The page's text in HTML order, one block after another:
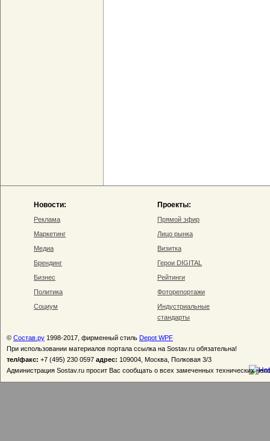
Новости:
Реклама
Маркетинг
Медиа
Брендинг
Бизнес
Политика
Социум
Проекты:
Прямой эфир
Лицо рынка
Визитка
Герои DIGITAL
Рейтинги
Фоторепортажи
Индустриальные
стандарты
© Состав.ру 1998-2017, фирменный стиль Depot WPF
При использовании материалов портала ссылка на Sostav.ru обязательна!
тел/факс: +7 (495) 230 0597 адрес: 109004, Москва, Полковая 3/3
Администрация Sostav.ru просит Вас сообщать о всех замеченных технических